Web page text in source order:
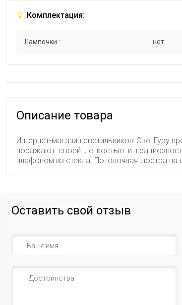
Комплектация:
Лампочки : нет
Описание товара
Интернет-магазин светильников СветГуру
поражают своей легкостью и
плафоном из стекла. Потолочная люстра
Оставить свой отзыв